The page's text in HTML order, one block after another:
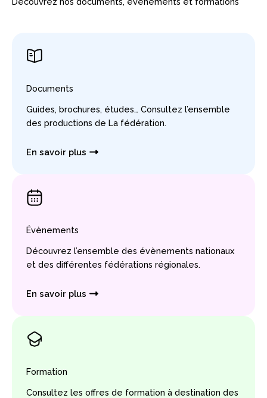
Documents
Guides, brochures, études… Consultez l’ensemble
des productions de La fédération.
En savoir plus
Évènements
Découvrez l’ensemble des évènements nationaux
et des différentes fédérations régionales.
En savoir plus
Formation
Consultez les offres de formation à destination des